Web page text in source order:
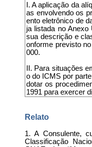
I. A aplicação da
as envolvendo os
ento eletrônico de
ja listada no Anexo
sua descrição e
onforme previsto
000.
II. Para situações
o do ICMS por
dotar os
1991 para exercer
Relato
1. A Consulente,
Classificação